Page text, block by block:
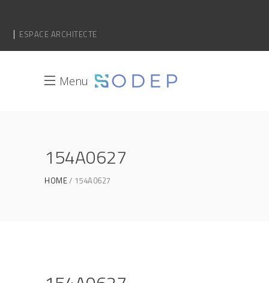
ESPACE ARCHITECTE
Menu
154A0627
HOME 154A0627